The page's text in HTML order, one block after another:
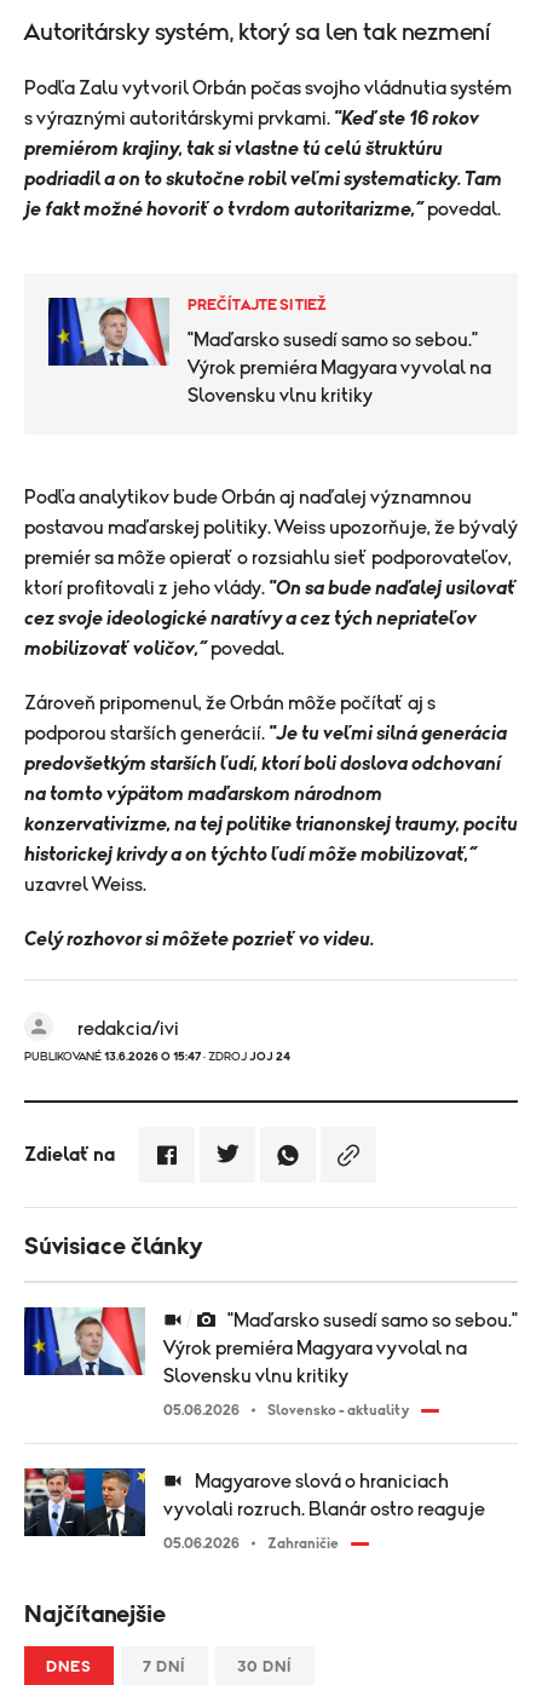
Autoritársky systém, ktorý sa len tak nezmení
Podľa Zalu vytvoril Orbán počas svojho vládnutia systém
s výraznými autoritárskymi prvkami. "Keď ste 16 rokov
premiérom krajiny, tak si vlastne tú celú štruktúru
podriadil a on to skutočne robil veľmi systematicky. Tam
je fakt možné hovoriť o tvrdom autoritarizme,“povedal.
PREČÍTAJTE SI TIEŽ
"Maďarsko susedí samo so sebou."
Výrok premiéra Magyara vyvolal na
Slovensku vlnu kritiky
​Podľa analytikov bude Orbán aj naďalej významnou
postavou maďarskej politiky. Weiss upozorňuje, že bývalý
premiér sa môže opierať o rozsiahlu sieť podporovateľov,
ktorí profitovali z jeho vlády. "On sa bude naďalej usilovať
cez svoje ideologické naratívy a cez tých nepriateľov
mobilizovať voličov,“povedal.
Zároveň pripomenul, že Orbán môže počítať aj s
podporou starších generácií. "Je tu veľmi silná generácia
predovšetkým starších ľudí, ktorí boli doslova odchovaní
na tomto výpätom maďarskom národnom
konzervativizme, na tej politike trianonskej traumy, pocitu
historickej krivdy a on týchto ľudí môže mobilizovať,“
uzavrel Weiss.
Celý rozhovor si môžete pozrieť vo videu.
redakcia/ivi
PUBLIKOVANÉ 13.6.2026 O 15:47 · ZDROJ JOJ 24
Zdielať na
Súvisiace články
Výrok premiéra Magyara vyvolal na
Slovensku vlnu kritiky
05.06.2026 Slovensko - aktuality
vyvolali rozruch. Blanár ostro reaguje
05.06.2026 Zahraničie
Najčítanejšie
DNES 7 DNÍ 30 DNÍ